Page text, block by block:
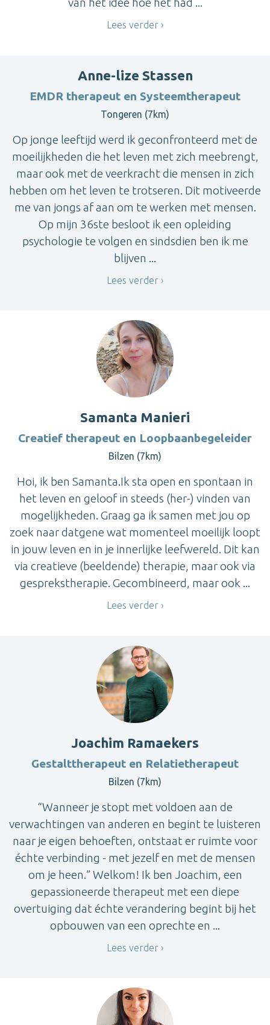
Lees verder
Anne-lize Stassen
EMDR therapeut en Systeemtherapeut
Tongeren (7km)
Op jonge leeftijd werd ik geconfronteerd met de
moeilijkheden die het leven met zich meebrengt,
maar ook met de veerkracht die mensen in zich
hebben om het leven te trotseren. Dit motiveerde
me van jongs af aan om te werken met mensen.
Op mijn 36ste besloot ik een opleiding
psychologie te volgen en sindsdien ben ik me
blijven ...
Lees verder
Samanta Manieri
Creatief therapeut en Loopbaanbegeleider
Bilzen (7km)
Hoi, ik ben Samanta.Ik sta open en spontaan in
het leven en geloof in steeds (her-) vinden van
mogelijkheden. Graag ga ik samen met jou op
zoek naar datgene wat momenteel moeilijk loopt
in jouw leven en in je innerlijke leefwereld. Dit kan
via creatieve (beeldende) therapie, maar ook via
gesprekstherapie. Gecombineerd, maar ook ...
Lees verder
Joachim Ramaekers
Gestalttherapeut en Relatietherapeut
Bilzen (7km)
“Wanneer je stopt met voldoen aan de
verwachtingen van anderen en begint te luisteren
naar je eigen behoeften, ontstaat er ruimte voor
échte verbinding - met jezelf en met de mensen
om je heen.” Welkom! Ik ben Joachim, een
gepassioneerde therapeut met een diepe
overtuiging dat échte verandering begint bij het
opbouwen van een oprechte en ...
Lees verder